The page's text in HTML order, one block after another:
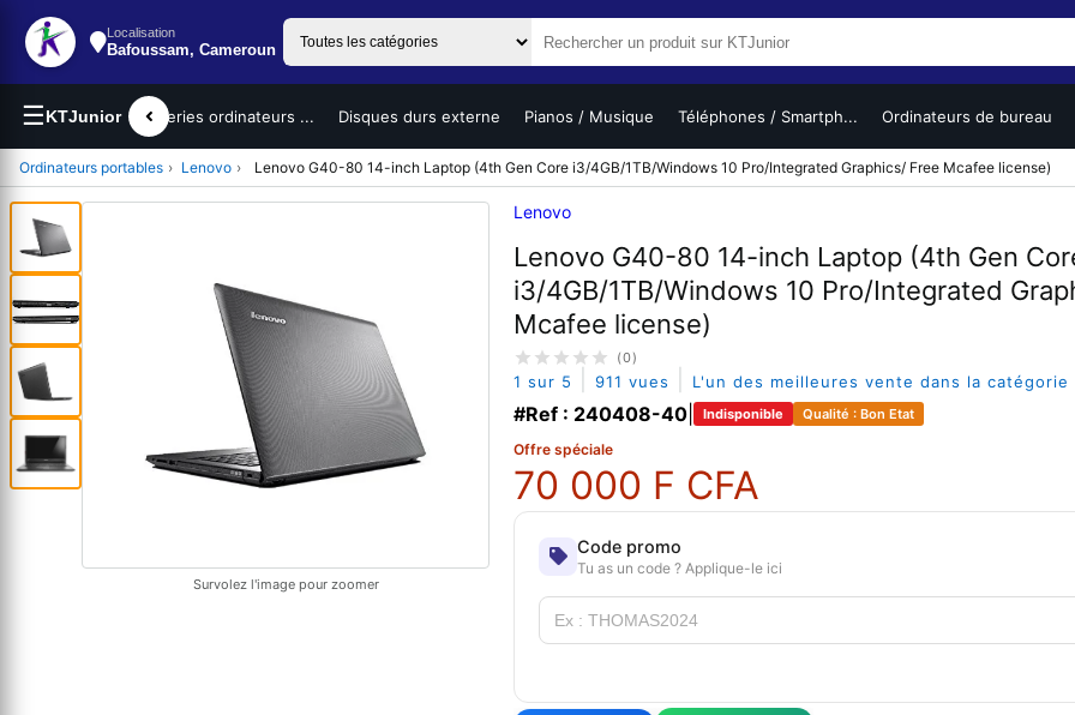
Localisation
Bafoussam, Cameroun
☰KTJunior
portables Batteries ordinateurs ... Disques durs externe Pianos / Musique Téléphones / Smartph... Ordinateurs de bureau
Ordinateurs portables › Lenovo › Lenovo G40-80 14-inch Laptop (4th Gen Core i3/4GB/1TB/Windows 10 Pro/Integrated Graphics/ Free Mcafee license)
Survolez l'image pour zoomer
Lenovo
Lenovo G40-80 14-inch Laptop (4th Gen
i3/4GB/1TB/Windows 10 Pro/Integrated
Mcafee license)
(0)
1 sur 5 911 vues L'un des meilleures vente dans la catégorie
#Ref : 240408-40 Indisponible Qualité : Bon Etat
Offre spéciale
70 000 F CFA
Code promo
Tu as un code ? Applique-le ici